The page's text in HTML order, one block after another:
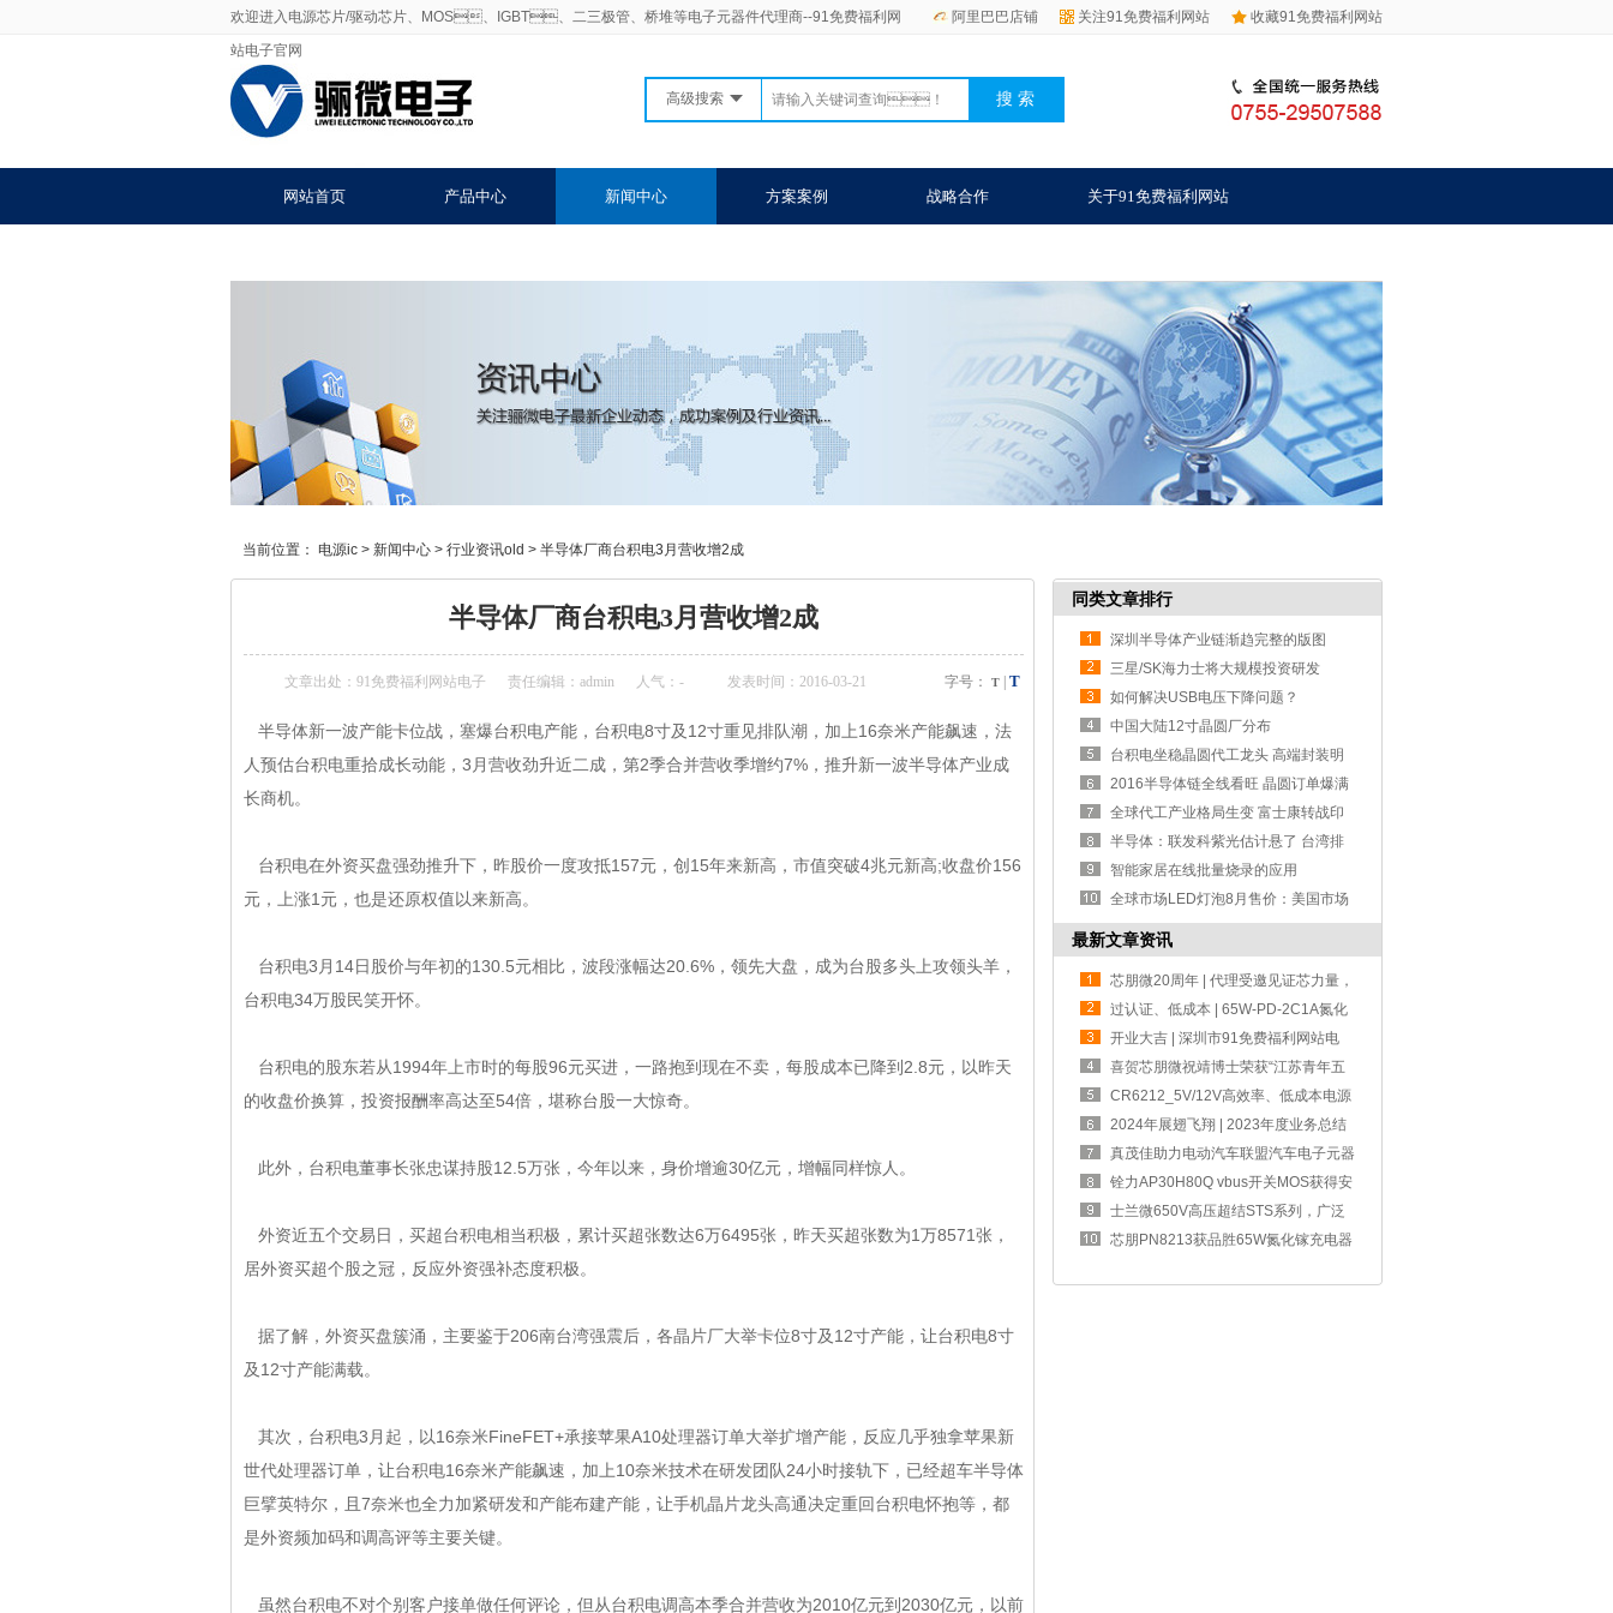
阿里巴巴店铺 关注91免费福利网站 收藏91免费福利网站
欢迎进入电源芯片/驱动芯片、MOS、IGBT、二三极管、桥堆等电子元器件代理商--91免费福利网
站电子官网
高级搜索
网站首页 产品中心 新闻中心 方案案例 战略合作 关于91免费福利网站
当前位置： 电源ic > 新闻中心 > 行业资讯old > 半导体厂商台积电3月营收增2成
半导体厂商台积电3月营收增2成
字号： T T
文章出处： 91免费福利网站电子 责任编辑：admin 人气： - 发表时间：2016-03-21
半导体新一波产能卡位战，塞爆台积电产能，台积电8寸及12寸重见排队潮，加上16奈米产能飙速，法
人预估台积电重拾成长动能，3月营收劲升近二成，第2季合并营收季增约7%，推升新一波半导体产业成
长商机。
台积电在外资买盘强劲推升下，昨股价一度攻抵157元，创15年来新高，市值突破4兆元新高;收盘价156
元，上涨1元，也是还原权值以来新高。
台积电3月14日股价与年初的130.5元相比，波段涨幅达20.6%，领先大盘，成为台股多头上攻领头羊，
台积电34万股民笑开怀。
台积电的股东若从1994年上市时的每股96元买进，一路抱到现在不卖，每股成本已降到2.8元，以昨天
的收盘价换算，投资报酬率高达至54倍，堪称台股一大惊奇。
此外，台积电董事长张忠谋持股12.5万张，今年以来，身价增逾30亿元，增幅同样惊人。
外资近五个交易日，买超台积电相当积极，累计买超张数达6万6495张，昨天买超张数为1万8571张，
居外资买超个股之冠，反应外资强补态度积极。
据了解，外资买盘簇涌，主要鉴于206南台湾强震后，各晶片厂大举卡位8寸及12寸产能，让台积电8寸
及12寸产能满载。
其次，台积电3月起，以16奈米FineFET+承接苹果A10处理器订单大举扩增产能，反应几乎独拿苹果新
世代处理器订单，让台积电16奈米产能飙速，加上10奈米技术在研发团队24小时接轨下，已经超车半导体
巨擘英特尔，且7奈米也全力加紧研发和产能布建产能，让手机晶片龙头高通决定重回台积电怀抱等，都
是外资频加码和调高评等主要关键。
虽然台积电不对个别客户接单做任何评论，但从台积电调高本季合并营收为2010亿元到2030亿元，以前
同类文章排行
深圳半导体产业链渐趋完整的版图
三星/SK海力士将大规模投资研发
DRAM 市场或
如何解决USB电压下降问题？
中国大陆12寸晶圆厂分布
台积电坐稳晶圆代工龙头 高端封装明
年丰收
2016半导体链全线看旺 晶圆订单爆满
全球代工产业格局生变 富士康转战印
度
半导体：联发科紫光估计悬了 台湾排
斥陆资
智能家居在线批量烧录的应用
全球市场LED灯泡8月售价：美国市场
价格最
最新文章资讯
芯朋微20周年 | 代理受邀见证芯力量，
共赴
过认证、低成本 | 65W-PD-2C1A氮化
镓设计方
开业大吉 | 深圳市91免费福利网站电
子-宁波分公司！
喜贺芯朋微祝靖博士荣获“江苏青年五
四奖章
CR6212_5V/12V高效率、低成本电源
方案，完
2024年展翅飞翔 | 2023年度业务总结
交流大
真茂佳助力电动汽车联盟汽车电子元器
件工作
铨力AP30H80Q vbus开关MOS获得安
克67W 2C1A
士兰微650V高压超结STS系列，广泛
应用于消
芯朋PN8213获品胜65W氮化镓充电器